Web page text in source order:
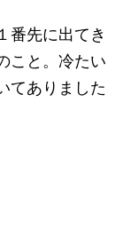
番先に出てき
こと 。冷たい
てありました